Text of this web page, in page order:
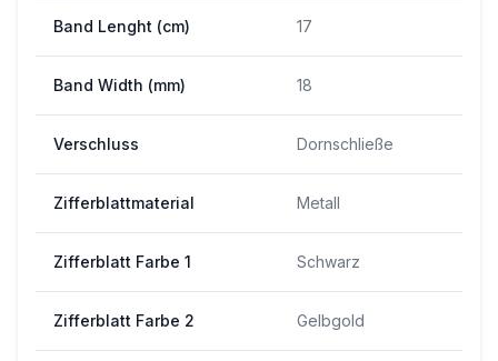
Band Lenght (cm) 17
Band Width (mm) 18
Verschluss Dornschließe
Zifferblattmaterial Metall
Zifferblatt Farbe 1 Schwarz
Zifferblatt Farbe 2 Gelbgold